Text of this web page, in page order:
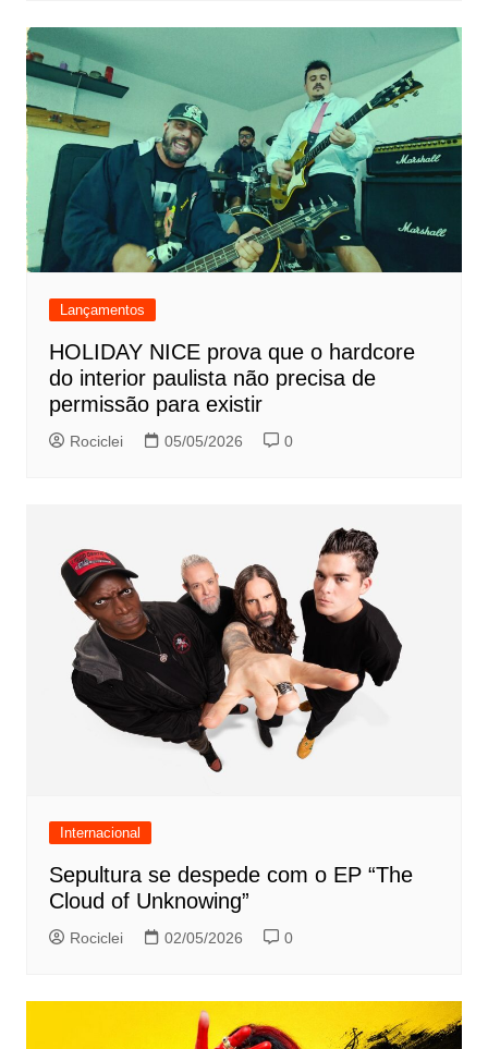
Lançamentos
HOLIDAY NICE prova que o hardcore
do interior paulista não precisa de
permissão para existir
Rociclei 05/05/2026 0
Internacional
Sepultura se despede com o EP “The
Cloud of Unknowing”
Rociclei 02/05/2026 0